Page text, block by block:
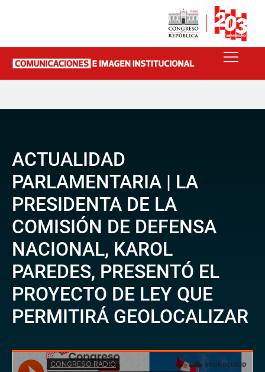
ACTUALIDAD
PARLAMENTARIA | LA
PRESIDENTA DE LA
COMISIÓN DE DEFENSA
NACIONAL, KAROL
PAREDES, PRESENTÓ EL
PROYECTO DE LEY QUE
PERMITIRÁ GEOLOCALIZAR